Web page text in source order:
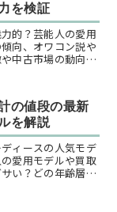
を検証
的？芸能人の愛用
向、オワコン説や
中古市場の動向、
の値段の最新
を解説
ィースの人気モデ
愛用モデルや買取
い？どの年齢層に